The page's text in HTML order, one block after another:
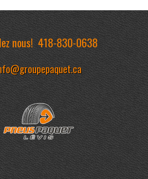
nous!418-830-0638